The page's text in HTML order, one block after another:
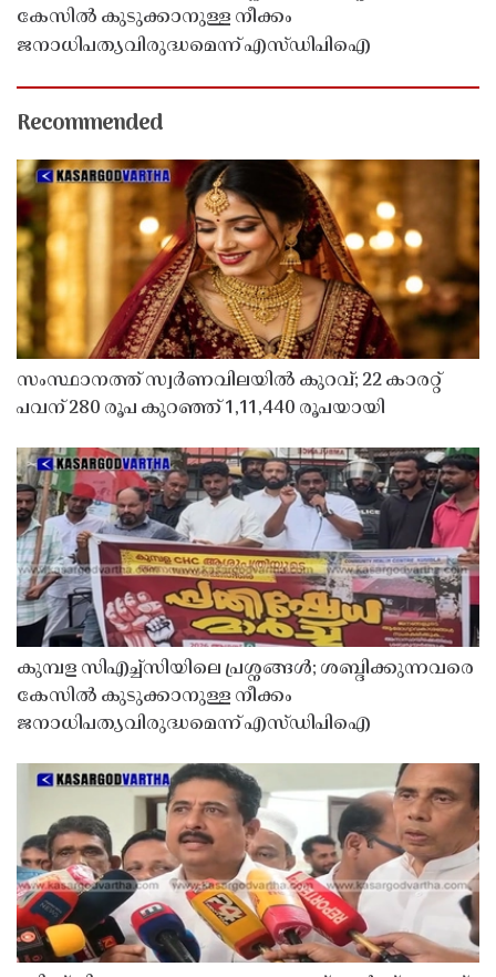
കേസിൽ കുടുക്കാനുള്ള നീക്കം
ജനാധിപത്യവിരുദ്ധമെന്ന് എസ്ഡിപിഐ
Recommended
സംസ്ഥാനത്ത് സ്വർണവിലയിൽ കുറവ്; 22 കാരറ്റ്
പവന് 280 രൂപ കുറഞ്ഞ് 1,11,440 രൂപയായി
കുമ്പള സിഎച്ച്സിയിലെ പ്രശ്നങ്ങൾ; ശബ്ദിക്കുന്നവരെ
കേസിൽ കുടുക്കാനുള്ള നീക്കം
ജനാധിപത്യവിരുദ്ധമെന്ന് എസ്ഡിപിഐ